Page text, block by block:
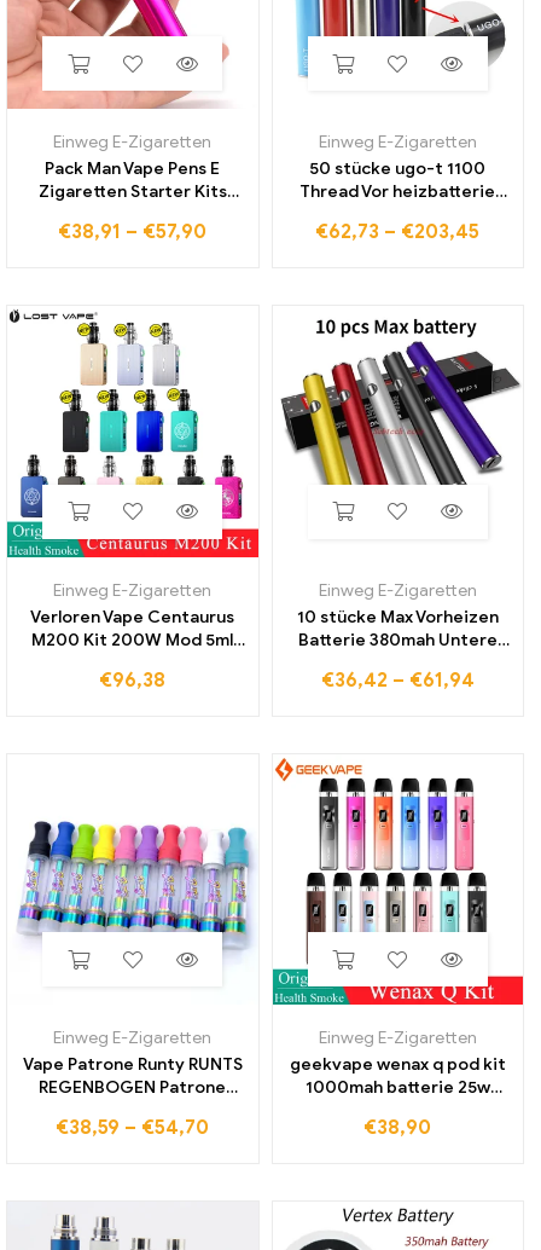
Einweg E-Zigaretten
Pack Man Vape Pens E
Zigaretten Starter Kits
Batterie Keramik spule leer
€38,91 – €57,90
Einweg E-Zigaretten
50 stücke ugo-t 1100
Thread Vor heizbatterie
Micro USB Passth rough
€62,73 – €203,45
Einweg E-Zigaretten
Verloren Vape Centaurus
M200 Kit 200W Mod 5ml
Fit UB Max Spule
€96,38
Einweg E-Zigaretten
10 stücke Max Vorheizen
Batterie 380mah Untere
Vape stift Für 510 gewinde
€36,42 – €61,94
Einweg E-Zigaretten
Vape Patrone Runty RUNTS
REGENBOGEN Patrone
510 Gewinde Karren 1,0 ML
€38,59 – €54,70
Einweg E-Zigaretten
geekvape wenax q pod kit
1000mah batterie 25w
izer elektronische
€38,90